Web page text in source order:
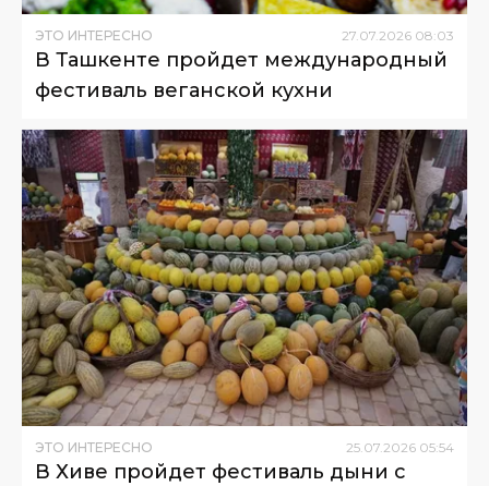
ЭТО ИНТЕРЕСНО 27 07 2026 08:03
В Ташкенте пройдет международный
фестиваль веганской кухни
ЭТО ИНТЕРЕСНО 25.07.2026 05:54
В Хиве пройдет фестиваль дыни с